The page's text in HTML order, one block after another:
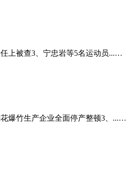
上被查3、宁忠岩等5名运动员...…
爆竹生产企业全面停产整顿3、...…